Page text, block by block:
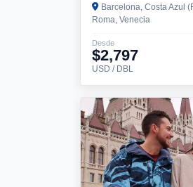
Barcelona, Costa Azul
Roma, Venecia
Desde
$2,797
USD / DBL